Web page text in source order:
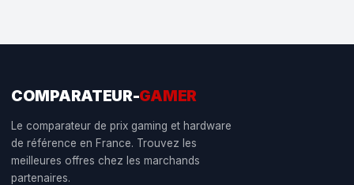
COMPARATEUR-GAMER
Le comparateur de prix gaming et hardware
de référence en France. Trouvez les
meilleures offres chez les marchands
partenaires.